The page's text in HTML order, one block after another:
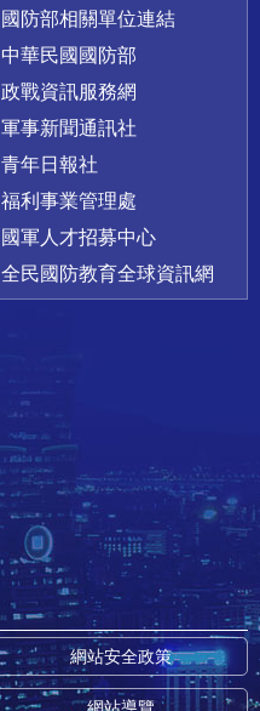
國防部相關單位連結
中華民國國防部
政戰資訊服務網
軍事新聞通訊社
青年日報社
福利事業管理處
國軍人才招募中心
全民國防教育全球資訊網
網站安全政策